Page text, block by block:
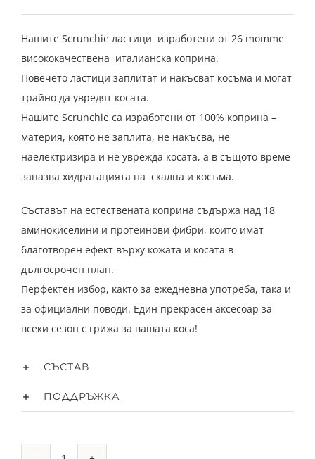
Нашите Scrunchie ластици изработени от 26 momme
висококачествена италианска коприна.
Повечето ластици заплитат и накъсват косъма и могат
трайно да увредят косата.
Нашите Scrunchie са изработени от 100% коприна –
материя, която не заплита, не накъсва, не
наелектризира и не уврежда косата, а в същото време
запазва хидратацията на скалпа и косъма.
Съставът на естествената коприна съдържа над 18
аминокиселини и протеинови фибри, които имат
благотворен ефект върху кожата и косата в
дългосрочен план.
Перфектен избор, както за ежедневна употреба, така и
за официални поводи. Един прекрасен аксесоар за
всеки сезон с грижа за вашата коса!
СЪСТАВ
ПОДДРЪЖКА